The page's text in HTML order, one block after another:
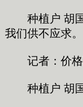
种植户 胡国
我们供不应求。
记者：价格
种植户 胡国